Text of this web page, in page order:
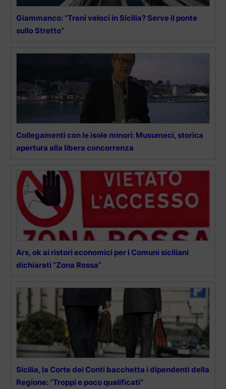
Giammanco: “Treni veloci in Sicilia? Serve il ponte
sullo Stretto”
Collegamenti con le isole minori: Musumeci, storica
apertura alla libera concorrenza
Ars, ok ai ristori economici per i Comuni siciliani
dichiarati “Zona Rossa”
Sicilia, la Corte dei Conti bacchetta i dipendenti della
Regione: “Troppi e poco qualificati”